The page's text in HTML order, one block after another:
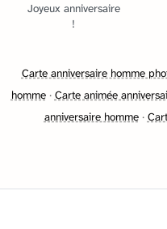
Joyeux anniversaire
!
Carte anniversaire homme
homme· Carte animée
anniversaire homme·